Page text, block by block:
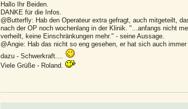
Hallo Ihr Beiden.
DANKE für die Infos.
@Butterfly: Hab den Operateur extra gefragt, auch mitgeteilt,
nach der OP noch wochenlang in der Klinik. "...anfangs nicht
verheilt, keine Einschränkungen mehr." - seine Aussage.
@Angie: Hab das nicht so eng gesehen, er hat sich auch
dazu - Schwerkraft....
Viele Grüße - Roland.